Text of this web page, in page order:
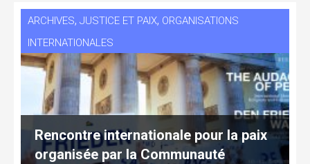
ARCHIVES, JUSTICE ET PAIX, ORGANISATIONS
INTERNATIONALES
Rencontre internationale pour la paix
organisée par la Communauté